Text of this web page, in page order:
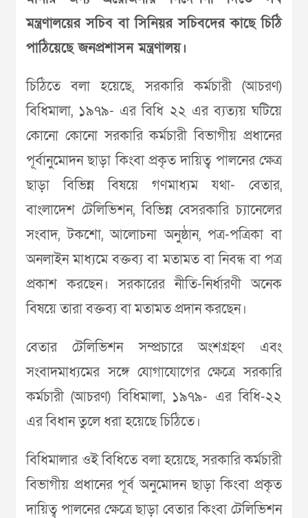
মন্ত্রণালয়ের সচিব বা সিনিয়র সচিবদের কাছে চিঠি
পাঠিয়েছে জনপ্রশাসন মন্ত্রণালয়।
চিঠিতে বলা হয়েছে, সরকারি কর্মচারী (আচরণ)
বিধিমালা, ১৯৭৯- এর বিধি ২২ এর ব্যত্যয় ঘটিয়ে
কোনো কোনো সরকারি কর্মচারী বিভাগীয় প্রধানের
পূর্বানুমোদন ছাড়া কিংবা প্রকৃত দায়িত্ব পালনের ক্ষেত্র
ছাড়া বিভিন্ন বিষয়ে গণমাধ্যম যথা- বেতার,
বাংলাদেশ টেলিভিশন, বিভিন্ন বেসরকারি চ্যানেলের
সংবাদ, টকশো, আলোচনা অনুষ্ঠান, পত্র-পত্রিকা বা
অনলাইন মাধ্যমে বক্তব্য বা মতামত বা নিবন্ধ বা পত্র
প্রকাশ করছেন। সরকারের নীতি-নির্ধারণী অনেক
বিষয়ে তারা বক্তব্য বা মতামত প্রদান করছেন।
বেতার টেলিভিশন সম্প্রচারে অংশগ্রহণ এবং
সংবাদমাধ্যমের সঙ্গে যোগাযোগের ক্ষেত্রে সরকারি
কর্মচারী (আচরণ) বিধিমালা, ১৯৭৯- এর বিধি-২২
এর বিধান তুলে ধরা হয়েছে চিঠিতে।
বিধিমালার ওই বিধিতে বলা হয়েছে, সরকারি কর্মচারী
বিভাগীয় প্রধানের পূর্ব অনুমোদন ছাড়া কিংবা প্রকৃত
দায়িত্ব পালনের ক্ষেত্রে ছাড়া বেতার কিংবা টেলিভিশন